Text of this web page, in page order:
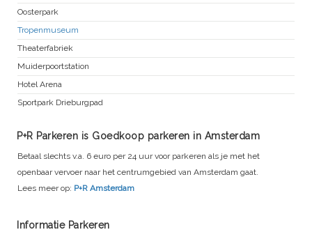
Oosterpark
Tropenmuseum
Theaterfabriek
Muiderpoortstation
Hotel Arena
Sportpark Drieburgpad
P+R Parkeren is Goedkoop parkeren in Amsterdam
Betaal slechts v.a. 6 euro per 24 uur voor parkeren als je met het
openbaar vervoer naar het centrumgebied van Amsterdam gaat.
Lees meer op: P+R Amsterdam
Informatie Parkeren